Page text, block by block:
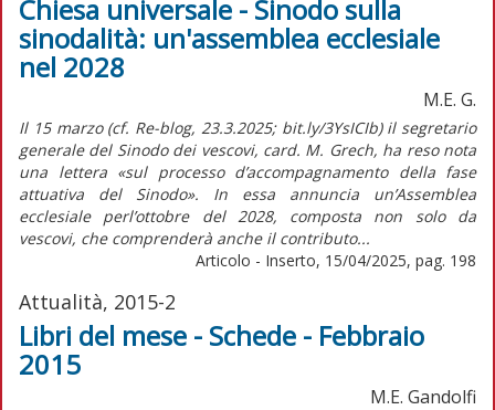
Chiesa universale - Sinodo sulla
sinodalità: un'assemblea ecclesiale
nel 2028
M.E. G.
Il 15 marzo (cf. Re-blog, 23.3.2025; bit.ly/3YsICIb) il segretario
generale del Sinodo dei vescovi, card. M. Grech, ha reso nota
una lettera «sul processo d’accompagnamento della fase
attuativa del Sinodo». In essa annuncia un’Assemblea
ecclesiale perl’ottobre del 2028, composta non solo da
vescovi, che comprenderà anche il contributo...
Articolo - Inserto, 15/04/2025, pag. 198
Attualità, 2015-2
Libri del mese - Schede - Febbraio
2015
M.E. Gandolfi